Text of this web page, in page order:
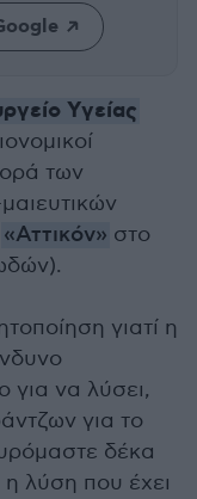
Υγείας
των
«Αττικόν» στο
γιατί η
για να λύσει,
για το
δέκα
η λύση που έχει